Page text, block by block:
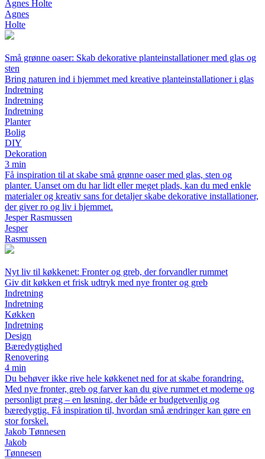
Agnes Holte
Agnes
Holte
Små grønne oaser: Skab dekorative planteinstallationer med glas og
sten
Bring naturen ind i hjemmet med kreative planteinstallationer i glas
Indretning
Indretning
Indretning
Planter
Bolig
DIY
Dekoration
3 min
Få inspiration til at skabe små grønne oaser med glas, sten og
planter. Uanset om du har lidt eller meget plads, kan du med enkle
materialer og kreativ sans for detaljer skabe dekorative installationer,
der giver ro og liv i hjemmet.
Jesper Rasmussen
Jesper
Rasmussen
Nyt liv til køkkenet: Fronter og greb, der forvandler rummet
Giv dit køkken et frisk udtryk med nye fronter og greb
Indretning
Indretning
Køkken
Indretning
Design
Bæredygtighed
Renovering
4 min
Du behøver ikke rive hele køkkenet ned for at skabe forandring.
Med nye fronter, greb og farver kan du give rummet et moderne og
personligt præg – en løsning, der både er budgetvenlig og
bæredygtig. Få inspiration til, hvordan små ændringer kan gøre en
stor forskel.
Jakob Tønnesen
Jakob
Tønnesen